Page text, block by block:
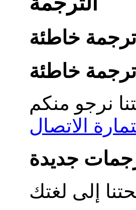
ترجمة خاطئة
ترجمة خاطئة
نرجو منكم
جديدة